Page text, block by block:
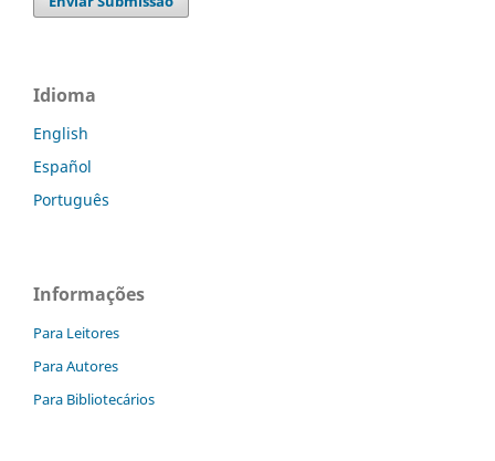
Idioma
English
Español
Português
Informações
Para Leitores
Para Autores
Para Bibliotecários